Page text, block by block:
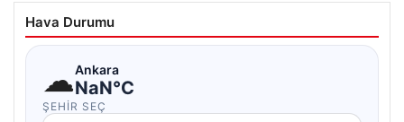
Hava Durumu
☁Ankara
NaN°C
ŞEHIR SEÇ